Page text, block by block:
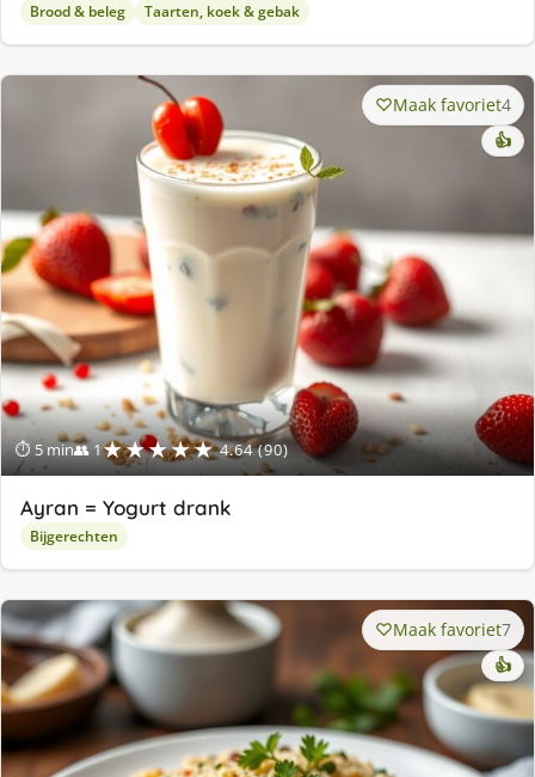
Brood & beleg Taarten, koek & gebak
⏱ 5 min👥 1★★★★★ 4.64 (90)
Maak favoriet4
👍
Ayran = Yogurt drank
Bijgerechten
Maak favoriet7
👍